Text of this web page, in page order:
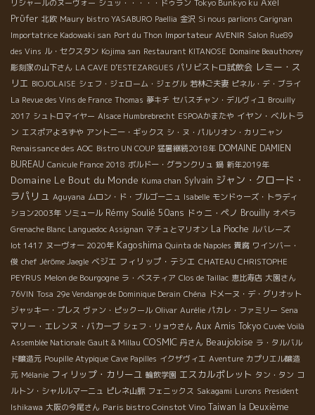
リシャールのヌーヴォー シュッ・・・・・ドゥラン Tokyo Bunkyo ku Axel
Prϋfer 北欧 Maury bistro YASABURO Paellia 金沢 Si nous parlions Carignan
Importatrice Kadowaki san Port du Thon Importateur AVENIR Salon Rue89
des Vins ル・セクスタン Kojima san Restaurant KITANOSE Domaine Beauthorey
彫刻家の山下さん LA CAVE D’ESTEZARGUES パリビストロ試飲会 レミー・ス
リエ BIOJOLAISE シェフ・ジェローム・ジェグル 若林ご夫妻 ピネル・デ・ブライ
La Revue des Vins de France Thomas 夢キチ セバスチャン・デルヴィユ Brouilly
2017 シュトロマイヤー Alsace Humbrebrecht ESPOAかまたや イヤン・ベルトラ
ン エスポアよろずや アントニー・ギックス シ・ヌ・パルリオン・カリニャン
Renaissance des AOC Bistro UN COUP 猛暑継続2018年 DOMAINE DAMIEN
BUREAU Canicule France 2018 ボルドー・グランクリュ 鍋 新年2019年
Domaine Le Bout du Monde Kuma chan Sylvain ジャン・クロード・
ラパリュ Aguyana ムロン・ド・ブルゴーニュ Isabelle モンドゥーズ・トラディ
ション2003年 ソミュール Rémy Soulié 50ans ドゥニ・ペノ Brouilly オペラ
Grenache Blanc Languedoc Assignan マチュとマリオン La Pioche ルバレーズ
lot 1417 ヌーヴォー 2020年 Kagoshima Quinta de Napoles 貴腐 ワインバー・
俊 chef Jérôme Jaegle ベジエ フィリップ・テシエ CHATEAU CHRISTOPHE
PEYRUS Melon de Bourgogne ラ・ベスティア Clos de Taillac 恵比寿店 大園さん
76VIN Tosa 29e Vendange de Dominique Derain Chéna ドメーヌ・デ・グリオット
ジャッキー・プレス ヴァン・ピックール Olivar Aurélie パカレ・ファミリー Sena
マリー・エレンヌ・バカーブ シェフ・リョウさん Aux Amis Tokyo Cuvée Voilà
Assemblée Nationale Gault & Millau COSMIC 丹さん Beaujoloise ラ・タルバル
ド醸造元 Poupille Atypique Cave Papilles イクザヴィエ Aventure カプリエル醸造
元 Mélanie フィリップ・カリーユ 輪飲学園 エスカルポレット タン・タン コ
ルトン・シャルルマーニュ ピレネ山脈 フェニックス Sakagami Lurons President
Ishikawa 大阪の今尾さん Paris bistro Coinstot Vino Taiwan la Deuxième